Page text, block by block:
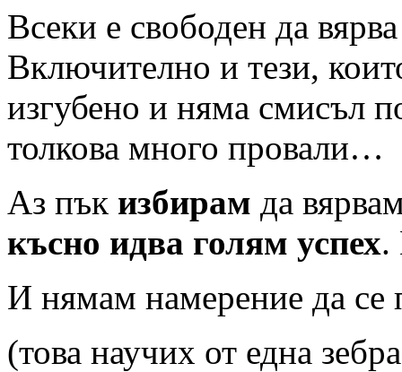
Всеки е свободен да
Включително и тези,
изгубено и няма смисъл
толкова много провали…
Аз пък избирам да
късно идва голям успех.
И нямам намерение да се
(това научих от една